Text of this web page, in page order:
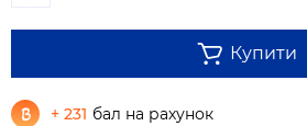
Купити
+ 231 бал на рахунок